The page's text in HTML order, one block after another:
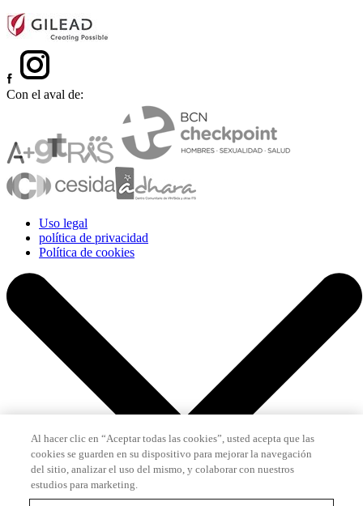
Con el aval de:
Uso legal
política de privacidad
Política de cookies
Al hacer clic en “Aceptar todas las cookies”, usted acepta que las
cookies se guarden en su dispositivo para mejorar la navegación
del sitio, analizar el uso del mismo, y colaborar con nuestros
estudios para marketing.